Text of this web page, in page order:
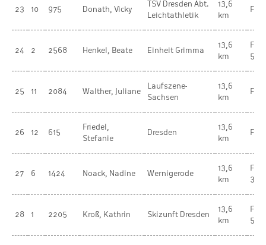
23 10 975 Donath, Vicky
TSV Dresden Abt.
Leichtathletik
13,6
km
24 2 2568 Henkel, Beate Einheit Grimma
13,6
km
55-
25 11 2084 Walther, Juliane
Laufszene-
Sachsen
13,6
km
26 12 615
Friedel,
Stefanie
Dresden
13,6
km
27 6 1424 Noack, Nadine Wernigerode
13,6
km
30-
28 1 2205 Kroß, Kathrin Skizunft Dresden
13,6
km
50-